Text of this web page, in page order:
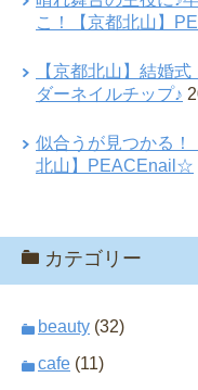
こ！【京都北山】
【京都北山】結婚
ダーネイルチップ♪
似合うが見つかる！
北山】PEACEnail☆
カテゴリー
beauty (32)
cafe (11)